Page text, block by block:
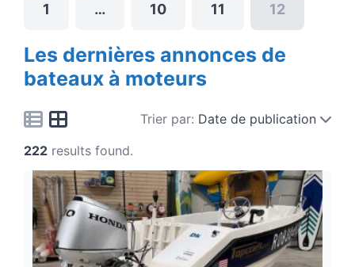
1 … 10 11 12
Les dernières annonces de
bateaux à moteurs
Trier par: Date de publication
222 results found.